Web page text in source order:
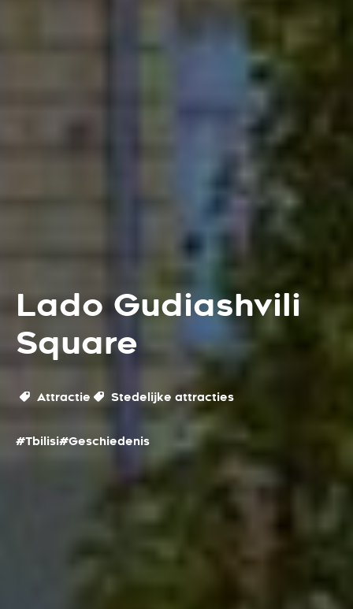
Lado Gudiashvili
Square
Attractie Stedelijke attracties
#Tbilisi#Geschiedenis